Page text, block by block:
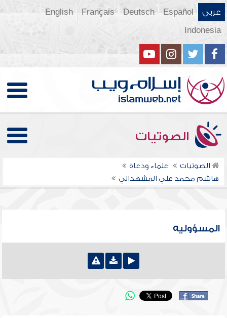
عربي Español
Deutsch
Français
English
Indonesia
الصوتيات
الصوتيات
علماء ودعاة
هاشم محمد علي المشهداني
المسؤوليه